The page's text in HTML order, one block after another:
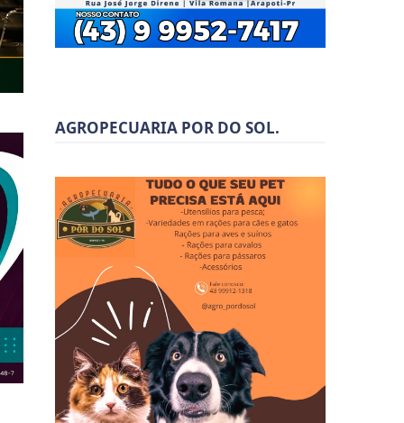
AGROPECUARIA POR DO SOL.